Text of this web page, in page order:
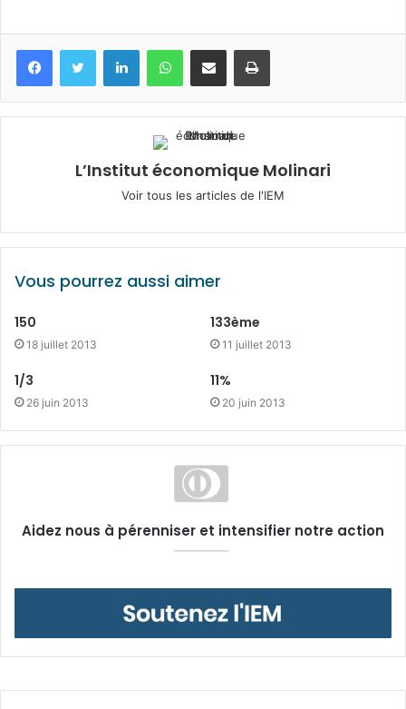
FacebookTwitter LinkedinWhatsApp
Partagez par mail Imprimez
L’Institut économique Molinari
Voir tous les articles de l'IEM
Vous pourrez aussi aimer
150
18 juillet 2013
133ème
11 juillet 2013
1/3
26 juin 2013
11%
20 juin 2013
Aidez nous à pérenniser et intensifier notre action